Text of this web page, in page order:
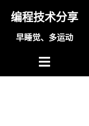
编程技术分享
早睡觉、多运动